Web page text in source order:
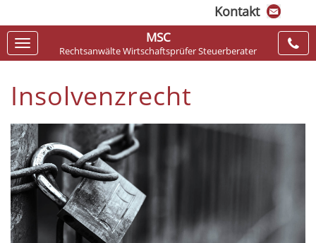
Kontakt
Navigation
ein-/ausblenden
MSC
Rechtsanwälte Wirtschaftsprüfer Steuerberater
Insolvenzrecht